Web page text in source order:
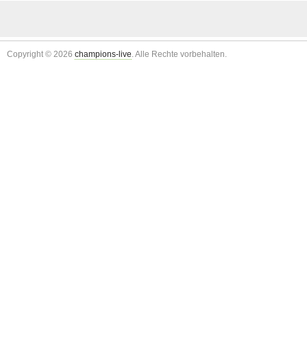
Copyright © 2026 champions-live. Alle Rechte vorbehalten.